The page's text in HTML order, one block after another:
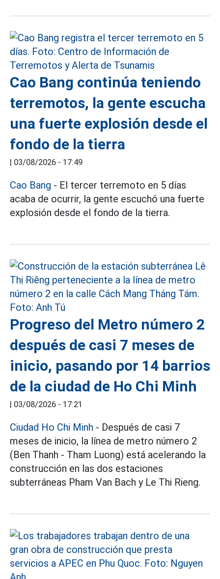
Cao Bang continúa teniendo
terremotos, la gente escucha
una fuerte explosión desde el
fondo de la tierra
| 03/08/2026 - 17:49
Cao Bang - El tercer terremoto en 5 días
acaba de ocurrir, la gente escuchó una fuerte
explosión desde el fondo de la tierra.
Progreso del Metro número 2
después de casi 7 meses de
inicio, pasando por 14 barrios
de la ciudad de Ho Chi Minh
| 03/08/2026 - 17:21
Ciudad Ho Chi Minh - Después de casi 7
meses de inicio, la línea de metro número 2
(Ben Thanh - Tham Luong) está acelerando la
construcción en las dos estaciones
subterráneas Pham Van Bach y Le Thi Rieng.